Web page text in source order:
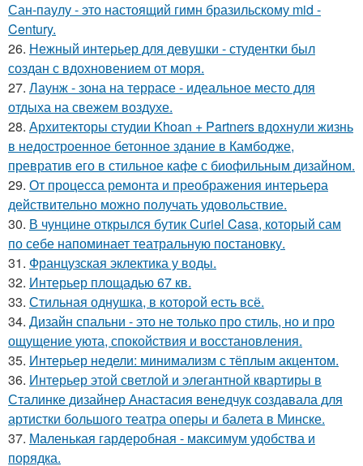
Сан-паулу - это настоящий гимн бразильскому mid -
Century.
26. Нежный интерьер для девушки - студентки был
создан с вдохновением от моря.
27. Лаунж - зона на террасе - идеальное место для
отдыха на свежем воздухе.
28. Архитекторы студии Khoan + Partners вдохнули жизнь
в недостроенное бетонное здание в Камбодже,
превратив его в стильное кафе с биофильным дизайном.
29. От процесса ремонта и преображения интерьера
действительно можно получать удовольствие.
30. В чунцине открылся бутик Curiel Casa, который сам
по себе напоминает театральную постановку.
31. Французская эклектика у воды.
32. Интерьер площадью 67 кв.
33. Стильная однушка, в которой есть всё.
34. Дизайн спальни - это не только про стиль, но и про
ощущение уюта, спокойствия и восстановления.
35. Интерьер недели: минимализм с тёплым акцентом.
36. Интерьер этой светлой и элегантной квартиры в
Сталинке дизайнер Анастасия венедчук создавала для
артистки большого театра оперы и балета в Минске.
37. Маленькая гардеробная - максимум удобства и
порядка.